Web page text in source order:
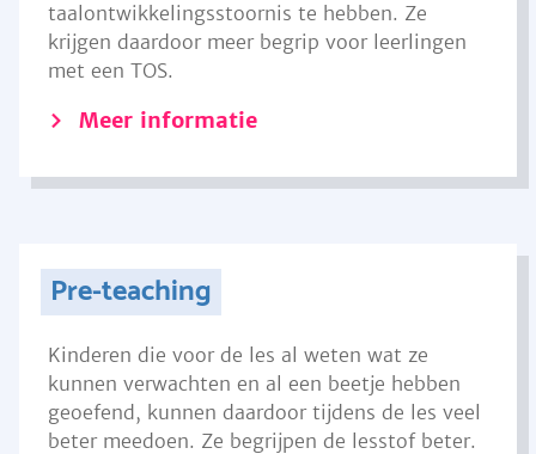
taalontwikkelingsstoornis te hebben. Ze
krijgen daardoor meer begrip voor leerlingen
met een TOS.
Meer informatie
Pre-teaching
Kinderen die voor de les al weten wat ze
kunnen verwachten en al een beetje hebben
geoefend, kunnen daardoor tijdens de les veel
beter meedoen. Ze begrijpen de lesstof beter.